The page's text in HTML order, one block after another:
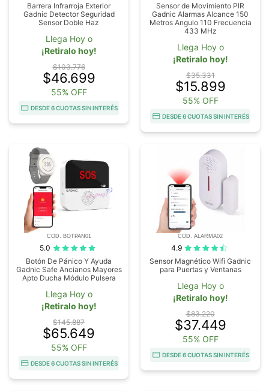
Barrera Infrarroja Exterior
Gadnic Detector Seguridad
Sensor Doble Haz
Llega Hoy o
¡Retiralo hoy!
$103.776
$46.699
55% OFF
DESDE 6 CUOTAS SIN INTERÉS
Sensor de Movimiento PIR
Gadnic Alarmas Alcance 150
Metros Angulo 110 Frecuencia
433 MHz
Llega Hoy o
¡Retiralo hoy!
$35.331
$15.899
55% OFF
DESDE 6 CUOTAS SIN INTERÉS
COD. BOTPAN01
5.0
Botón De Pánico Y Ayuda
Gadnic Safe Ancianos Mayores
Apto Ducha Módulo Pulsera
Llega Hoy o
¡Retiralo hoy!
$145.887
$65.649
55% OFF
DESDE 6 CUOTAS SIN INTERÉS
COD. ALARMA02
4.9
Sensor Magnético Wifi Gadnic
para Puertas y Ventanas
Llega Hoy o
¡Retiralo hoy!
$83.220
$37.449
55% OFF
DESDE 6 CUOTAS SIN INTERÉS